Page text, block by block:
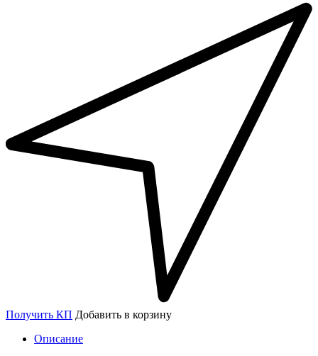
Получить КП Добавить в корзину
Описание